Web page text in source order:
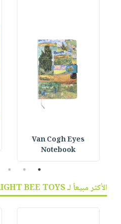
Van Cogh Eyes
Notebook
1
2
3
الأكثر مبيعاً لـ BRIGHT BEE TOYS :